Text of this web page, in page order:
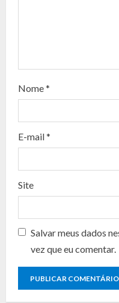
a
d
n
g
Nome*
E-mail*
Site
Salvar meus dados
vez que eu comentar.